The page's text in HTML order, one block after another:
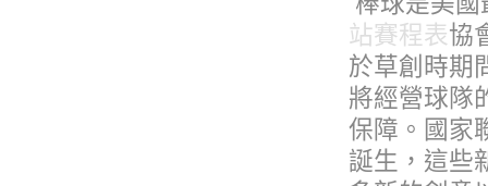
站賽程表協
於草創時期
將經營球隊
保障。國家
誕生，這些